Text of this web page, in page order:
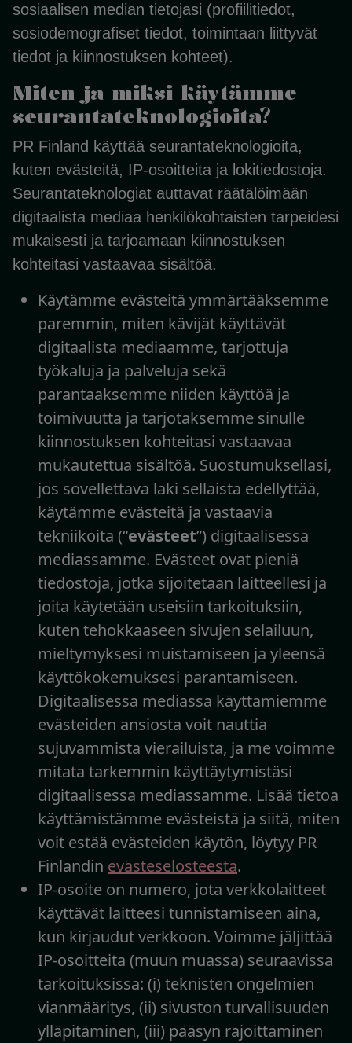
sosiaalisen median tietojasi (profiilitiedot,
sosiodemografiset tiedot, toimintaan liittyvät
tiedot ja kiinnostuksen kohteet).
Miten ja miksi käytämme
seurantateknologioita?
PR Finland käyttää seurantateknologioita,
kuten evästeitä, IP-osoitteita ja lokitiedostoja.
Seurantateknologiat auttavat räätälöimään
digitaalista mediaa henkilökohtaisten tarpeidesi
mukaisesti ja tarjoamaan kiinnostuksen
kohteitasi vastaavaa sisältöä.
Käytämme evästeitä ymmärtääksemme
paremmin, miten kävijät käyttävät
digitaalista mediaamme, tarjottuja
työkaluja ja palveluja sekä
parantaaksemme niiden käyttöä ja
toimivuutta ja tarjotaksemme sinulle
kiinnostuksen kohteitasi vastaavaa
mukautettua sisältöä. Suostumuksellasi,
jos sovellettava laki sellaista edellyttää,
käytämme evästeitä ja vastaavia
tekniikoita (“evästeet”) digitaalisessa
mediassamme. Evästeet ovat pieniä
tiedostoja, jotka sijoitetaan laitteellesi ja
joita käytetään useisiin tarkoituksiin,
kuten tehokkaaseen sivujen selailuun,
mieltymyksesi muistamiseen ja yleensä
käyttökokemuksesi parantamiseen.
Digitaalisessa mediassa käyttämiemme
evästeiden ansiosta voit nauttia
sujuvammista vierailuista, ja me voimme
mitata tarkemmin käyttäytymistäsi
digitaalisessa mediassamme. Lisää tietoa
käyttämistämme evästeistä ja siitä, miten
voit estää evästeiden käytön, löytyy PR
Finlandin evästeselosteesta.
IP-osoite on numero, jota verkkolaitteet
käyttävät laitteesi tunnistamiseen aina,
kun kirjaudut verkkoon. Voimme jäljittää
IP-osoitteita (muun muassa) seuraavissa
tarkoituksissa: (i) teknisten ongelmien
vianmääritys, (ii) sivuston turvallisuuden
ylläpitäminen, (iii) pääsyn rajoittaminen